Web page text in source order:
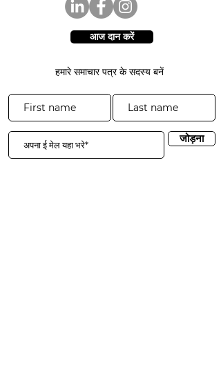
आज दान करें
हमारे समाचार पत्र के सदस्य बनें
जोड़ना